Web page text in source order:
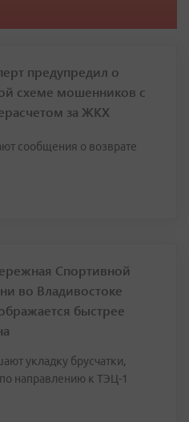
предупредил о
схеме мошенников с
за ЖКХ
сообщения о возврате
Спортивной
во Владивостоке
быстрее
укладку брусчатки,
направлению к ТЭЦ-1